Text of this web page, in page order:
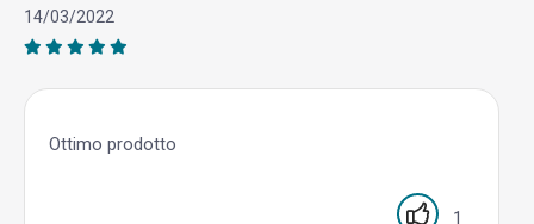
14/03/2022
Ottimo prodotto
1